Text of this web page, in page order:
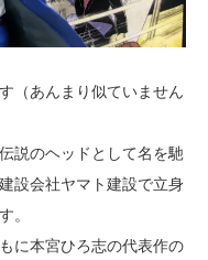
（あんまり似ていません
説のヘッドとして名を馳
設会社ヤマト建設で立身
。
に本宮ひろ志の代表作の